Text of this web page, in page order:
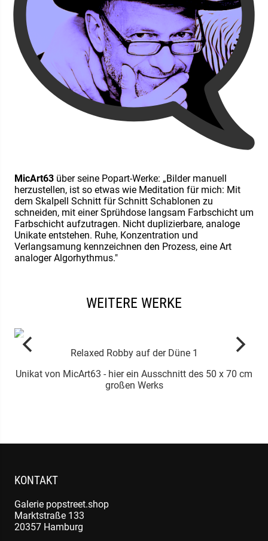
MicArt63 über seine Popart-Werke: „Bilder manuell
herzustellen, ist so etwas wie Meditation für mich: Mit
dem Skalpell Schnitt für Schnitt Schablonen zu
schneiden, mit einer Sprühdose langsam Farbschicht um
Farbschicht aufzutragen. Nicht duplizierbare, analoge
Unikate entstehen. Ruhe, Konzentration und
Verlangsamung kennzeichnen den Prozess, eine Art
analoger Algorhythmus."
WEITERE WERKE
Relaxed Robby auf der Düne 1
Unikat von MicArt63 - hier ein Ausschnitt des 50 x 70 cm
großen Werks
KONTAKT
Galerie popstreet.shop
Marktstraße 133
20357 Hamburg